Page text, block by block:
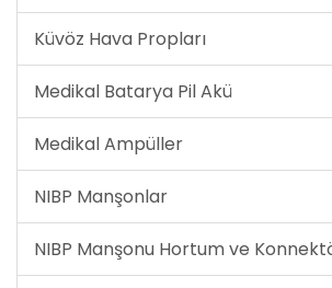
Küvöz Hava Propları
Medikal Batarya Pil Akü
Medikal Ampüller
NIBP Manşonlar
NIBP Manşonu Hortum ve